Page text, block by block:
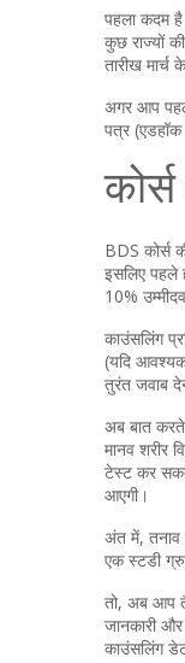
पहला कदम
कुछ राज्यों
तारीख
अगर आप
पत्र (एडहॉक
BDS कोर्स
इसलिए
10%
काउंसलिंग
(यदि
तुरंत जवाब
अब बात
मानव शरीर
टेस्ट कर
आएगी।
अंत में, तनाव
एक स्टडी
तो, अब आप
जानकारी
काउंसलिंग